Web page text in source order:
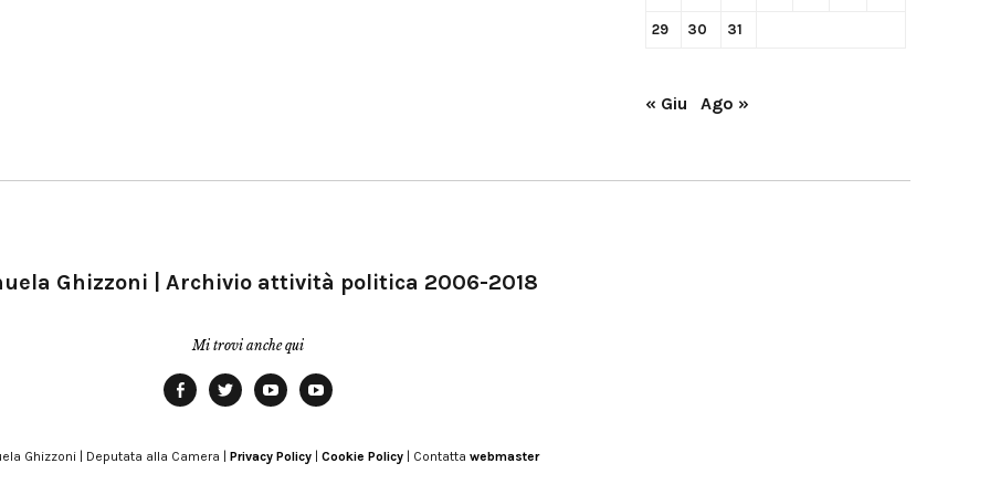
29 30 31
« Giu Ago »
Ghizzoni | Archivio attività politica 2006-2018
Mi trovi anche qui
Modena
Ghizzoni | Deputata alla Camera | Privacy Policy Cookie Policy | Contatta webmaster